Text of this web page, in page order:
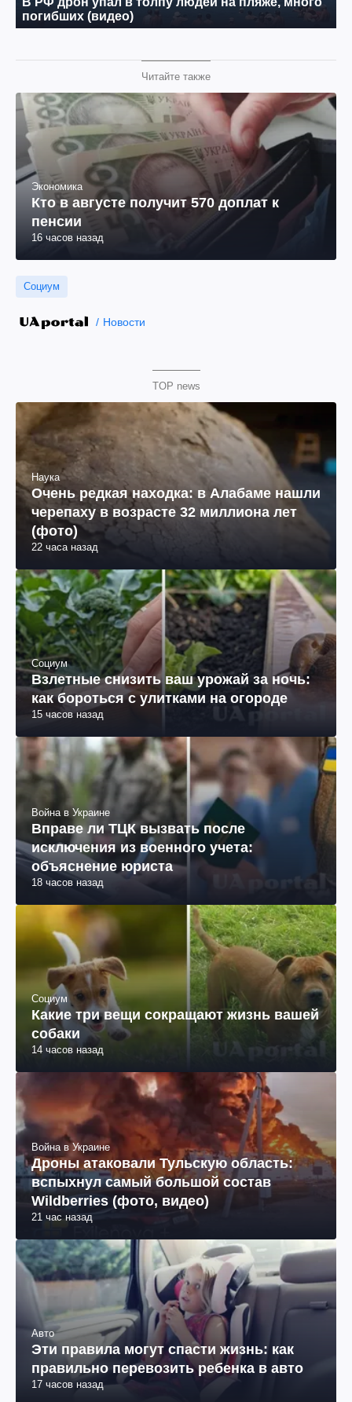
Читайте также
Экономика
Кто в августе получит 570 доплат к
пенсии
16 часов назад
Социум
Новости
TOP news
Наука
Очень редкая находка: в Алабаме нашли
черепаху в возрасте 32 миллиона лет
(фото)
22 часа назад
Социум
Взлетные снизить ваш урожай за ночь:
как бороться с улитками на огороде
15 часов назад
Война в Украине
Вправе ли ТЦК вызвать после
исключения из военного учета:
объяснение юриста
18 часов назад
Социум
Какие три вещи сокращают жизнь вашей
собаки
14 часов назад
Война в Украине
Дроны атаковали Тульскую область:
вспыхнул самый большой состав
Wildberries (фото, видео)
21 час назад
Авто
Эти правила могут спасти жизнь: как
правильно перевозить ребенка в авто
17 часов назад